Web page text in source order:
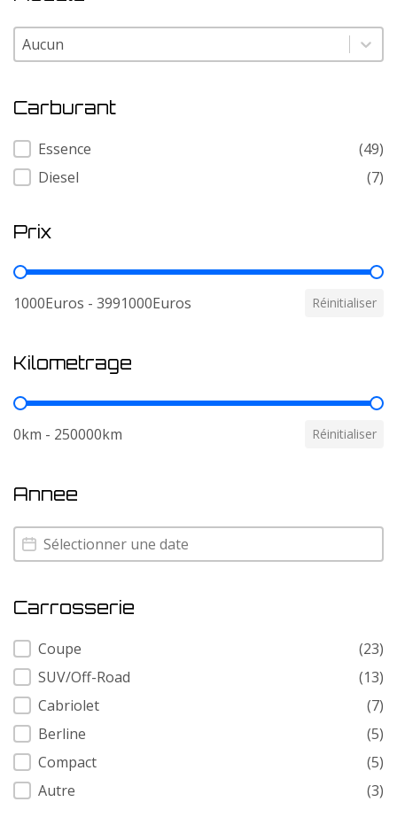
Modele
Modele
Carburant
Carburant
Essence
(49)
Diesel
(7)
Prix
Prix
1000Euros - 3991000Euros Réinitialiser
Kilometrage
Kilometrage
0km - 250000km Réinitialiser
Annee
Annee
Annee
Carrosserie
Carrosserie
Coupe
(23)
SUV/Off-Road
(13)
Cabriolet
(7)
Berline
(5)
Compact
(5)
Autre
(3)